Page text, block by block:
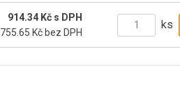
914.34 Kč s DPH
755.65 Kč bez DPH
ks